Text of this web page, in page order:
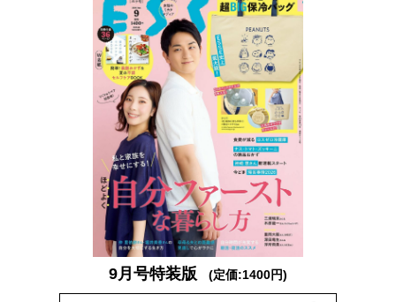
9月号特装版 (定価:1400円)